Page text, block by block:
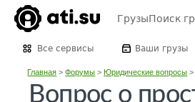
ГрузыПоиск
Все сервисы Ваши грузы
Главная >Форумы >Юридические вопросы >
Вопрос о